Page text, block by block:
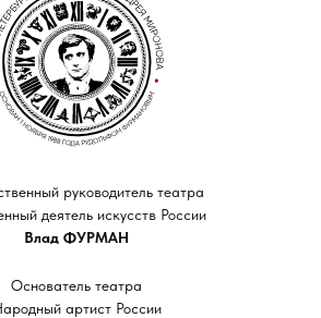
руководитель театра
деятель искусств России
Влад ФУРМАН
Основатель театра
артист России